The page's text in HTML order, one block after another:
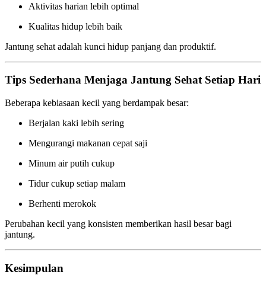
Aktivitas harian lebih optimal
Kualitas hidup lebih baik
Jantung sehat adalah kunci hidup panjang dan produktif.
Tips Sederhana Menjaga Jantung Sehat Setiap Hari
Beberapa kebiasaan kecil yang berdampak besar:
Berjalan kaki lebih sering
Mengurangi makanan cepat saji
Minum air putih cukup
Tidur cukup setiap malam
Berhenti merokok
Perubahan kecil yang konsisten memberikan hasil besar bagi
jantung.
Kesimpulan